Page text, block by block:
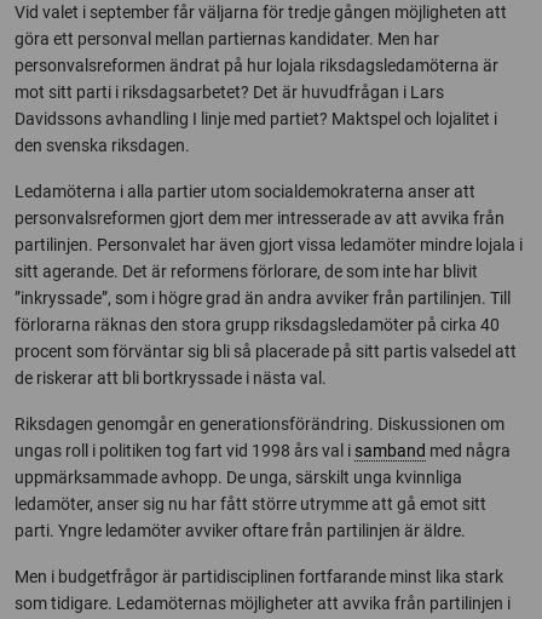
Vid valet i september får väljarna för tredje gången möjligheten att
göra ett personval mellan partiernas kandidater. Men har
personvalsreformen ändrat på hur lojala riksdagsledamöterna är
mot sitt parti i riksdagsarbetet? Det är huvudfrågan i Lars
Davidssons avhandling I linje med partiet? Maktspel och lojalitet i
den svenska riksdagen.
Ledamöterna i alla partier utom socialdemokraterna anser att
personvalsreformen gjort dem mer intresserade av att avvika från
partilinjen. Personvalet har även gjort vissa ledamöter mindre lojala i
sitt agerande. Det är reformens förlorare, de som inte har blivit
”inkryssade”, som i högre grad än andra avviker från partilinjen. Till
förlorarna räknas den stora grupp riksdagsledamöter på cirka 40
procent som förväntar sig bli så placerade på sitt partis valsedel att
de riskerar att bli bortkryssade i nästa val.
Riksdagen genomgår en generationsförändring. Diskussionen om
ungas roll i politiken tog fart vid 1998 års val i samband med några
uppmärksammade avhopp. De unga, särskilt unga kvinnliga
ledamöter, anser sig nu har fått större utrymme att gå emot sitt
parti. Yngre ledamöter avviker oftare från partilinjen är äldre.
Men i budgetfrågor är partidisciplinen fortfarande minst lika stark
som tidigare. Ledamöternas möjligheter att avvika från partilinjen i